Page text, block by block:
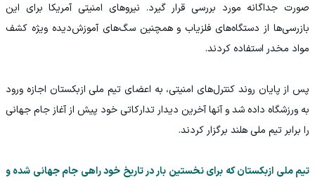
صورت جداگانه مورد بررسی قرار گیرد. نیروهای امنیتی آمریکا برای این
بازرسی‌ها از دستگاه‌های فلزیاب و همچنین سگ‌های آموزش‌دیده ویژه کشف
مواد مخدر استفاده کردند.
پس از پایان روند کنترل‌های امنیتی، به اعضای تیم ملی ازبکستان اجازه ورود
به ورزشگاه داده شد و آنها آخرین دیدار تدارکاتی خود پیش از آغاز جام جهانی
را برابر تیم ملی هلند برگزار کردند.
تیم ملی ازبکستان که برای نخستین بار در تاریخ خود راهی جام جهانی شده و